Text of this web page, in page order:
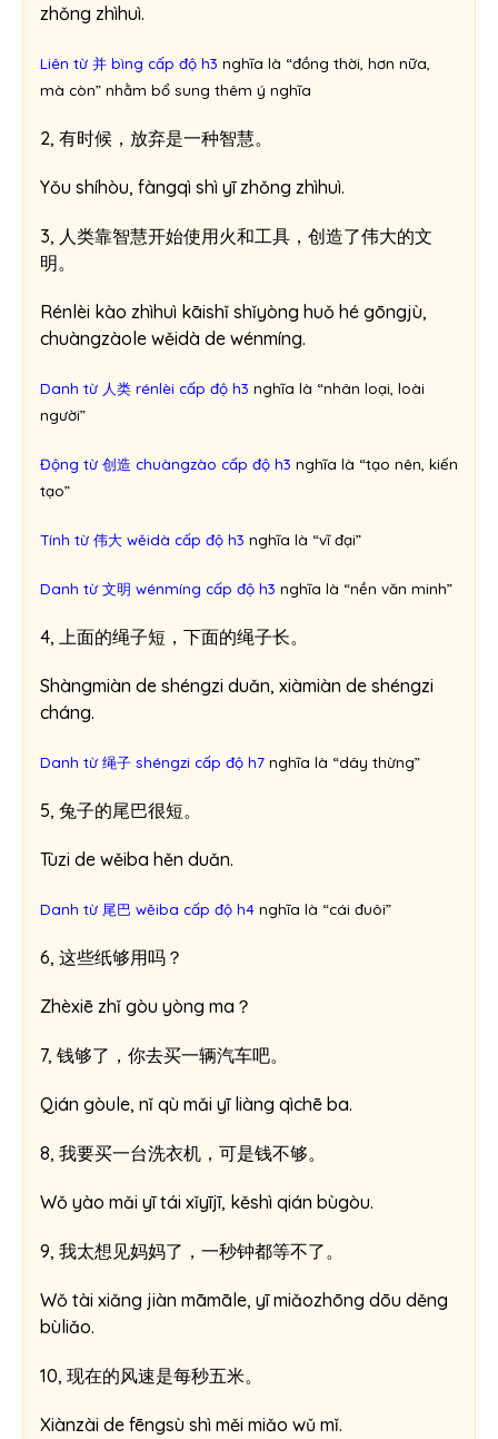
zhǒng zhìhuì.
Liên từ 并 bìng cấp độ h3 nghĩa là “đồng thời, hơn nữa,
mà còn” nhằm bổ sung thêm ý nghĩa
2, 有时候，放弃是一种智慧。
Yǒu shíhòu, fàngqì shì yī zhǒng zhìhuì.
3, 人类靠智慧开始使用火和工具，创造了伟大的文
明。
Rénlèi kào zhìhuì kāishǐ shǐyòng huǒ hé gōngjù,
chuàngzàole wěidà de wénmíng.
Danh từ 人类 rénlèi cấp độ h3 nghĩa là “nhân loại, loài
người”
Động từ 创造 chuàngzào cấp độ h3 nghĩa là “tạo nên, kiến
tạo”
Tính từ 伟大 wěidà cấp độ h3 nghĩa là “vĩ đại”
Danh từ 文明 wénmíng cấp độ h3 nghĩa là “nền văn minh”
4, 上面的绳子短，下面的绳子长。
Shàngmiàn de shéngzi duǎn, xiàmiàn de shéngzi
cháng.
Danh từ 绳子 shéngzi cấp độ h7 nghĩa là “dây thừng”
5, 兔子的尾巴很短。
Tùzi de wěiba hěn duǎn.
Danh từ 尾巴 wěiba cấp độ h4 nghĩa là “cái đuôi”
6, 这些纸够用吗？
Zhèxiē zhǐ gòu yòng ma？
7, 钱够了，你去买一辆汽车吧。
Qián gòule, nǐ qù mǎi yī liàng qìchē ba.
8, 我要买一台洗衣机，可是钱不够。
Wǒ yào mǎi yī tái xǐyījī, kěshì qián bùgòu.
9, 我太想见妈妈了，一秒钟都等不了。
Wǒ tài xiǎng jiàn māmāle, yī miǎozhōng dōu děng
bùliǎo.
10, 现在的风速是每秒五米。
Xiànzài de fēngsù shì měi miǎo wǔ mǐ.